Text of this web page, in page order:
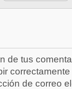
de tus
de correo